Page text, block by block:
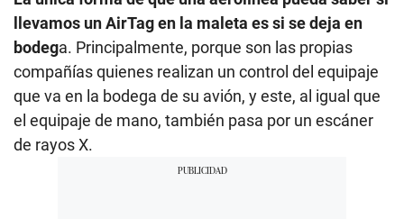
llevamos un AirTag en la maleta es si se deja en
bodega. Principalmente, porque son las propias
compañías quienes realizan un control del equipaje
que va en la bodega de su avión, y este, al igual que
el equipaje de mano, también pasa por un escáner
de rayos X.